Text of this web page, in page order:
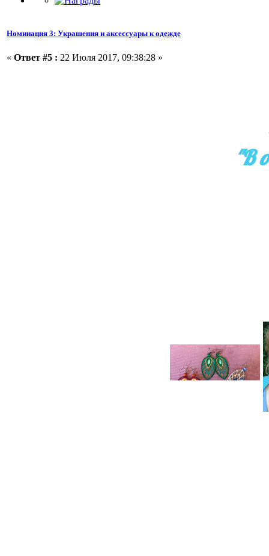
Номинация 3: Украшения и аксессуары к одежде
« Ответ #5 : 22 Июля 2017, 09:38:28 »
"В